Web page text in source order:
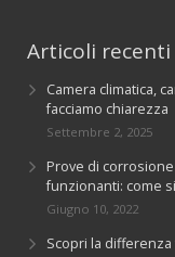
Articoli recenti
Camera climatica,
facciamo chiarezza
Settembre 2, 2025
Prove di
funzionanti: come
Giugno 10, 2022
Scopri la